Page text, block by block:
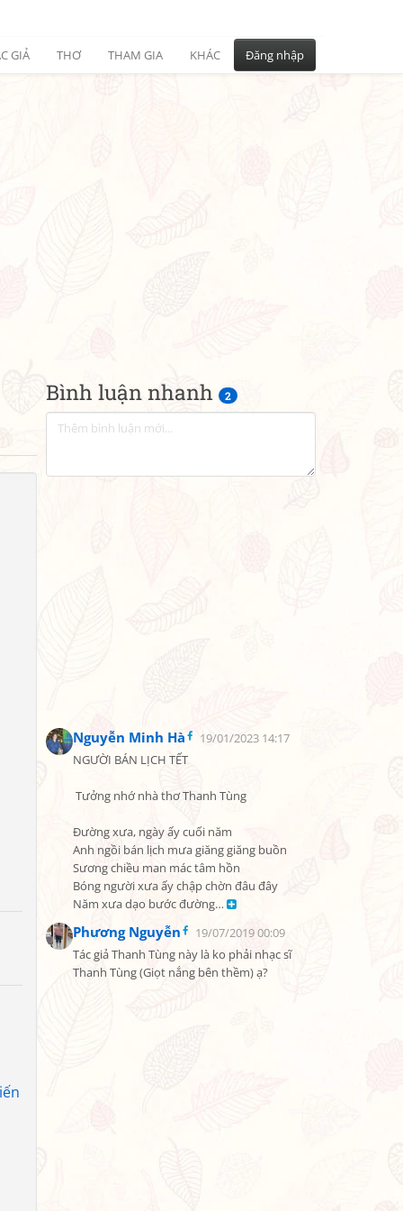
GIẢ THƠ THAM GIA KHÁC Đăng nhập
Bình luận nhanh 2
Nguyễn Minh Hà
19/01/2023 14:17
NGƯỜI BÁN LỊCH TẾT
Đường xưa, ngày ấy cuối năm
Anh ngồi bán lịch mưa giăng giăng buồn
Sương chiều man mác tâm hồn
Bóng người xưa ấy chập chờn đâu đây
Năm xưa dạo bước đường…
Phương Nguyễn
19/07/2019 00:09
Tác giả Thanh Tùng này là ko phải nhạc sĩ
Thanh Tùng (Giọt nắng bên thềm) ạ?